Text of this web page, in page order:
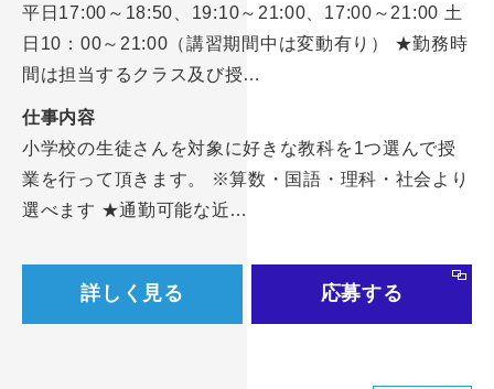
平日17:00～18:50、19:10～21:00、17:00～21:00 土
日10：00～21:00（講習期間中は変動有り） ★勤務時
間は担当するクラス及び授…
仕事内容
小学校の生徒さんを対象に好きな教科を1つ選んで授
業を行って頂きます。 ※算数・国語・理科・社会より
選べます ★通勤可能な近…
詳しく見る 応募する